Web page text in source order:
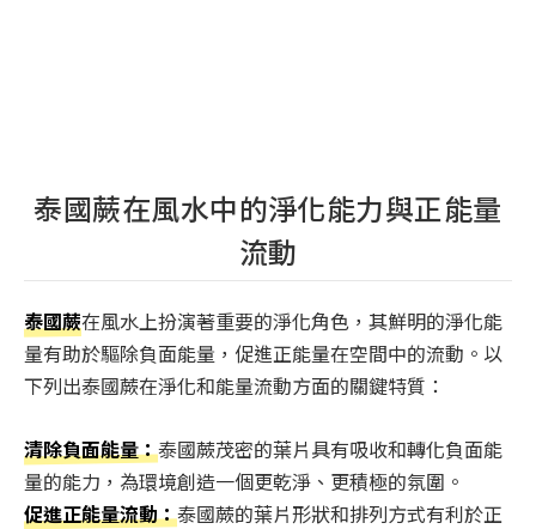
泰國蕨在風水中的淨化能力與正能量
流動
泰國蕨在風水上扮演著重要的淨化角色，其鮮明的淨化能
量有助於驅除負面能量，促進正能量在空間中的流動。以
下列出泰國蕨在淨化和能量流動方面的關鍵特質：
清除負面能量：泰國蕨茂密的葉片具有吸收和轉化負面能
量的能力，為環境創造一個更乾淨、更積極的氛圍。
促進正能量流動：泰國蕨的葉片形狀和排列方式有利於正